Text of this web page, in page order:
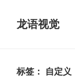
龙语视觉
标签： 自定义